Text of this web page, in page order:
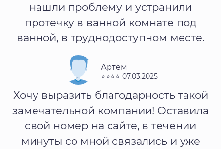
нашли проблему и устранили
протечку в ванной комнате под
ванной, в труднодоступном месте.
Артём
⭐⭐⭐⭐ 07.03.2025
Хочу выразить благодарность такой
замечательной компании! Оставила
свой номер на сайте, в течении
минуты со мной связались и уже